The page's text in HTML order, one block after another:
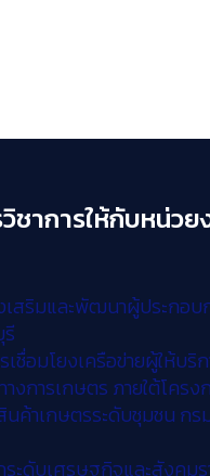
ชาการให้กับหน่วย
เสริมและพัฒนาผู้ประกอบ
ชื่อมโยงเครือข่ายผู้ให้บริ
งการเกษตร ภายใต้โครง
ค้าเกษตรระดับชุมชน กร
ระดับเศรษฐกิจและสังคม